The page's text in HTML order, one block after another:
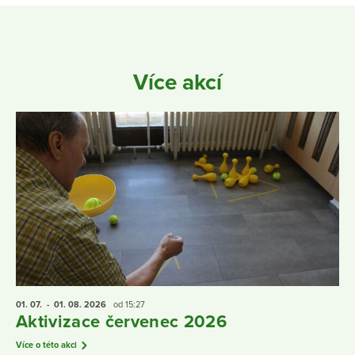
Více akcí
01. 07. - 01. 08. 2026 od 15:27
Aktivizace červenec 2026
Více o této akci